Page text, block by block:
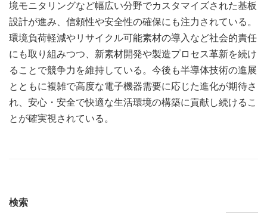
境モニタリングなど幅広い分野でカスタマイズされた基板
設計が進み、信頼性や安全性の確保にも注力されている。
環境負荷軽減やリサイクル可能素材の導入など社会的責任
にも取り組みつつ、新素材開発や製造プロセス革新を続け
ることで競争力を維持している。今後も半導体技術の進展
とともに複雑で高度な電子機器需要に応じた進化が期待さ
れ、安心・安全で快適な生活環境の構築に貢献し続けるこ
とが確実視されている。
検索